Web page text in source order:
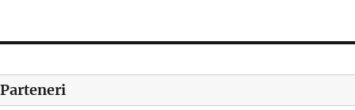
Parteneri